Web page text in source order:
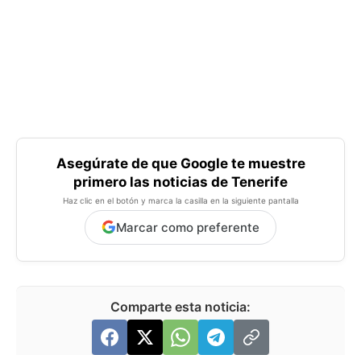
Asegúrate de que Google te muestre
primero las noticias de Tenerife
Haz clic en el botón y marca la casilla en la siguiente pantalla
Marcar como preferente
Comparte esta noticia: